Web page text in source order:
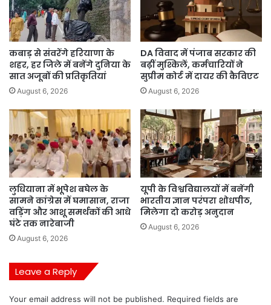
कबाड़ से संवरेंगे हरियाणा के
शहर, हर जिले में बनेंगे दुनिया के
सात अजूबों की प्रतिकृतियां
August 6, 2026
DA विवाद में पंजाब सरकार की
बढ़ीं मुश्किलें, कर्मचारियों ने
सुप्रीम कोर्ट में दायर की कैविएट
August 6, 2026
लुधियाना में भूपेश बघेल के
सामने कांग्रेस में घमासान, राजा
वड़िंग और आशू समर्थकों की आधे
घंटे तक नारेबाजी
August 6, 2026
यूपी के विश्वविद्यालयों में बनेंगी
भारतीय ज्ञान परंपरा शोधपीठ,
मिलेगा दो करोड़ अनुदान
August 6, 2026
Leave a Reply
Your email address will not be published. Required fields are